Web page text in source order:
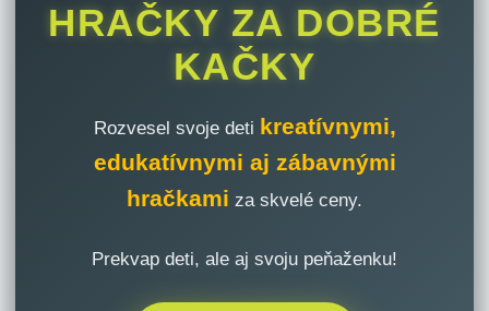
HRAČKY ZA DOBRÉ
KAČKY
Rozvesel svoje deti kreatívnymi,
edukatívnymi aj zábavnými
hračkami za skvelé ceny.
Prekvap deti, ale aj svoju peňaženku!